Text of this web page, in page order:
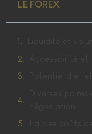
LE FOREX